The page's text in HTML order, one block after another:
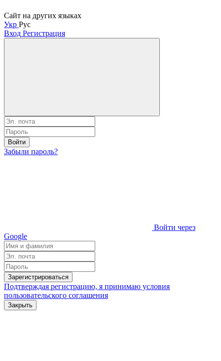
Сайт на других языках
Укр Рус
Вход Регистрация
Войти
Забыли пароль?
Войти через
Google
Зарегистрироваться
Подтверждая регистрацию, я принимаю условия
пользовательского соглашения
Закрыть